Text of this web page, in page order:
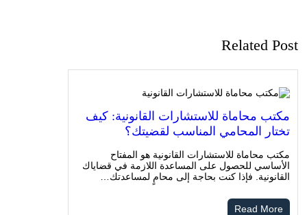
Related Post
مكتب محاماة للاستشارات القانونية: كيف
تختار المحامي المناسب لقضيتك؟
مكتب محاماة للاستشارات القانونية هو المفتاح
الأساسي للحصول على المساعدة اللازمة في قضاياك
القانونية. فإذا كنت بحاجة إلى محامٍ لمساعدتك…
Read More